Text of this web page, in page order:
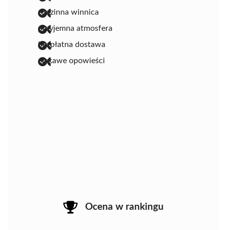
rodzinna winnica
przyjemna atmosfera
bezpłatna dostawa
ciekawe opowieści
Ocena w rankingu